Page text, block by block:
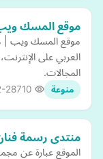
موقع المسك
موقع المسك ويب |
العربي على
المجالات.
منوعة 28
منتدى رسمة
الموقع عبارة عن